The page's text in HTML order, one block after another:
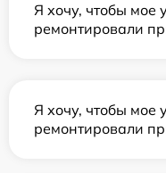
Я хочу, чтобы мое
ремонтировали
Я хочу, чтобы мое
ремонтировали